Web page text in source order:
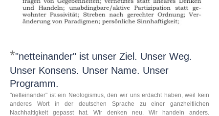
*"netteinander" ist unser Ziel. Unser Weg.
Unser Konsens. Unser Name. Unser
Programm.
"netteinander" ist ein Neologismus, den wir uns erdacht haben, weil kein
anderes Wort in der deutschen Sprache zu einer ganzheitlichen
Nachhaltigkeit gepasst hat. Wir denken neu. Wir handeln anders.